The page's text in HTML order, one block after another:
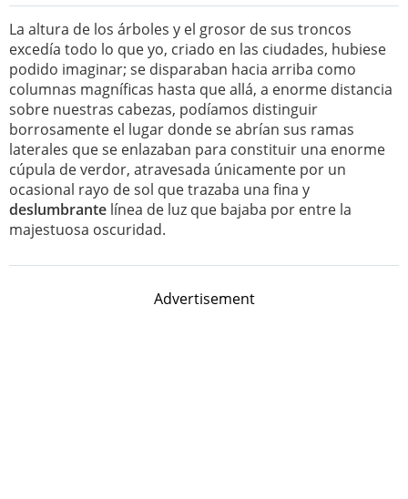
La altura de los árboles y el grosor de sus troncos
excedía todo lo que yo, criado en las ciudades, hubiese
podido imaginar; se disparaban hacia arriba como
columnas magníficas hasta que allá, a enorme distancia
sobre nuestras cabezas, podíamos distinguir
borrosamente el lugar donde se abrían sus ramas
laterales que se enlazaban para constituir una enorme
cúpula de verdor, atravesada únicamente por un
ocasional rayo de sol que trazaba una fina y
deslumbrante línea de luz que bajaba por entre la
majestuosa oscuridad.
Advertisement